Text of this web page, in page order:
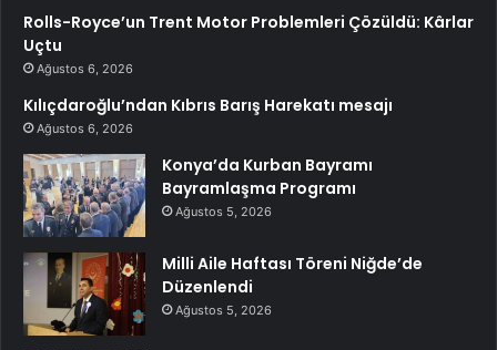
Rolls-Royce’un Trent Motor Problemleri Çözüldü: Kârlar
Uçtu
Ağustos 6, 2026
Kılıçdaroğlu’ndan Kıbrıs Barış Harekatı mesajı
Ağustos 6, 2026
Konya’da Kurban Bayramı
Bayramlaşma Programı
Ağustos 5, 2026
Milli Aile Haftası Töreni Niğde’de
Düzenlendi
Ağustos 5, 2026